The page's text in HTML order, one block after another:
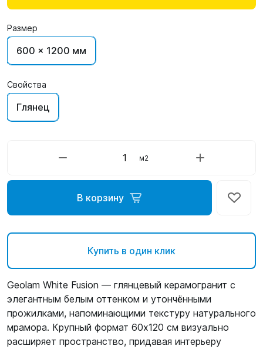
Размер
600 x 1200 мм
Свойства
Глянец
м2
В корзину
Купить в один клик
Geolam White Fusion — глянцевый керамогранит с
элегантным белым оттенком и утончёнными
прожилками, напоминающими текстуру натурального
мрамора. Крупный формат 60х120 см визуально
расширяет пространство, придавая интерьеру